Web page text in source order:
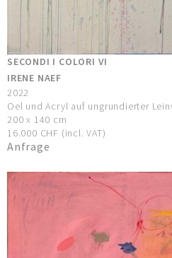
SECONDI I COLORI VI
IRENE NAEF
2022
Oel und Acryl auf ungrundierter
200 x 140 cm
16.000 CHF (incl. VAT)
Anfrage